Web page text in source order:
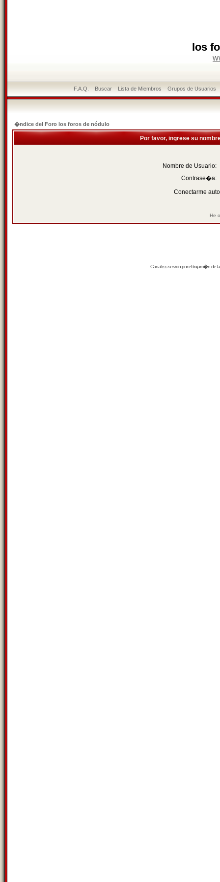
los
F.A.Q. Buscar Lista de Miembros Grupos de Usuarios
�ndice del Foro los foros de nódulo
Por favor, ingrese su
Nombre de Usuario:
Contrase�a:
Conectarme
He
Canalrssservido por eltrujam�nde